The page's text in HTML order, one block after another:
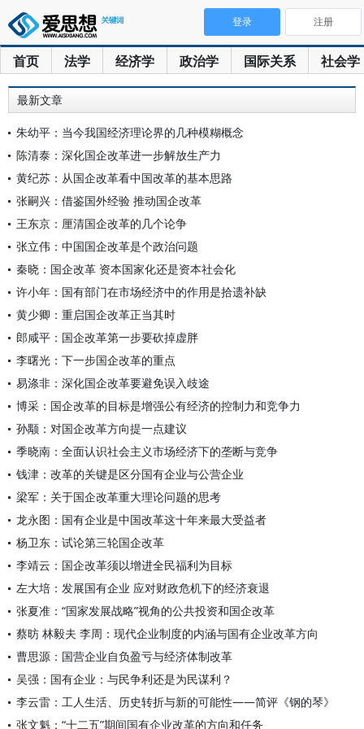
首页 法学 经济学 政治学 国际关系 社会学
登录 注册
最新文章
朱幼平：当今我国经济理论界的几种模糊概念
陈清泰：深化国企改革进一步解放生产力
黄纪苏：从国企改革看中国改革的基本思路
张嗣兴：借鉴国外经验 推动国企改革
王东京：厘清国企改革的几个论争
张立伟：中国国企改革是个政治问题
秦晓：国企改革 资本国家化还是资本社会化
许小年：国有部门在市场经济中的作用是拾遗补缺
黄少卿：重启国企改革正当其时
郎咸平：国企改革第一步要砍掉虚胖
李曙光：下一步国企改革的重点
易涤非：深化国企改革要避免误入歧途
博采：国企改革的目标是增强公有经济的控制力和竞争力
孙颙：对国企改革方向提一点建议
季晓南：全面认识社会主义市场经济下的垄断与竞争
钱津：改革的关键是区分国有企业与公营企业
梁军：关于国企改革重大理论问题的思考
龙永图：国有企业是中国改革这十年来最大受益者
杨卫东：试论第三轮国企改革
李靖云：国企改革须以增进全民福利为目标
左大培：发展国有企业 应对财政危机下的经济衰退
张夏准：“国家发展战略”视角的公共投资和国企改革
蔡昉 林毅夫 李周：现代企业制度的内涵与国有企业改革方向
曹思源：国营企业自负盈亏与经济体制改革
吴强：国有企业：与民争利还是为民谋利？
李云雷：工人生活、历史转折与新的可能性——简评《钢的琴》
张文魁：“十二五”期间国有企业改革的方向和任务